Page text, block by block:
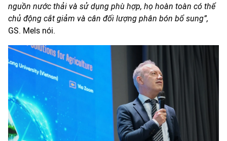
nguồn nước thải và sử dụng phù hợp, họ hoàn toàn có thể
chủ động cắt giảm và cân đối lượng phân bón bổ sung”,
GS. Mels nói.